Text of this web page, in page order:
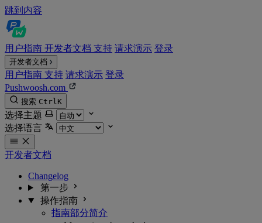
跳到内容
用户指南 开发者文档 支持 请求演示 登录
开发者文档
用户指南 支持 请求演示 登录
Pushwoosh.com
搜索 CtrlK
选择主题
选择语言
开发者文档
Changelog
第一步
操作指南
指南部分简介